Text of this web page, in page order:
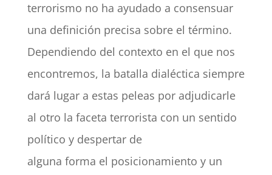
terrorismo no ha ayudado a consensuar
una definición precisa sobre el término.
Dependiendo del contexto en el que nos
encontremos, la batalla dialéctica siempre
dará lugar a estas peleas por adjudicarle
al otro la faceta terrorista con un sentido
político y despertar de
alguna forma el posicionamiento y un